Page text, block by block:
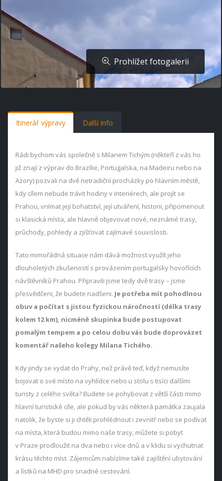
Prohlížet fotogalerii
Itinerář výpravy Další info
Rádi bychom vás společně s Milanem Tichým (někteří z vás ho
již znají z výprav do Brazílie, Portugalska, na Madeiru nebo na
Azory) pozvali na dvě netradiční procházky po hlavním městě,
kdy cílem nebude trávit hodiny v interiérech, ale projít se
Prahou, vnímat její bohatství, její utváření, historii, připomenout
si klasická místa, ale hlavně objevovat nové, neznámé trasy,
průchody, pohledy a zjišťovat zajímavé souvislosti.
Tato mimořádná situace nám dává možnost využít jeho
dlouholetých zkušeností s provázením portugalsky hovořících
návštěvníků Prahou. Připravili jsme tedy dvě trasy – jsme
přesvědčeni, že budete nadšeni. Je potřeba mít pohodlnou
obuv a počítat s jistou fyzickou náročností (délka trasy
kolem 12 km), nicméně skupinka bude postupovat
pomalým tempem a po celou dobu vás bude doprovázet
komentář našeho kolegy Milana Tichého.
Kdy jindy se vydat do Prahy, než právě teď, když nemusíte
bojovat o své místo na vyhlídce nebo u stolu s tisíci dalšími
turisty z celého světa? Budete se pohybovat z větší části mimo
hlavní turistické cíle, ale pokud by vás některá památka zaujala
natolik, že byste si ji chtěli prohlédnout i zevnitř nebo se podívat
na místa, která budou mimo naše trasy, můžete si pobyt
v Praze prodloužit na dva nebo i více dnů a v klidu si vychutnat
krásu těchto míst. Zájemcům nabízíme také zajištění ubytování
a lístků na MHD pro snadné cestování.